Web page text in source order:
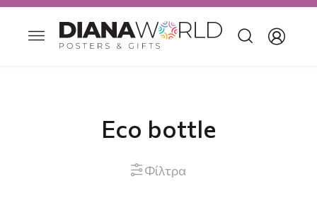
Eco bottle
 Φίλτρα